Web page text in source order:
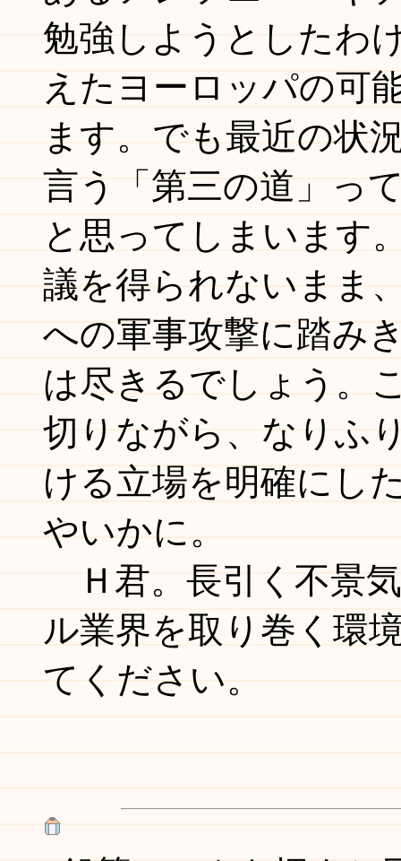
勉強しようとしたわ
えたヨーロッパの可
ます。でも最近の状
言う「第三の道」っ
と思ってしまいます
議を得られないまま
への軍事攻撃に踏み
は尽きるでしょう。
切りながら、なりふ
ける立場を明確にし
やいかに。
Ｈ君。長引く不景
ル業界を取り巻く環
てください。